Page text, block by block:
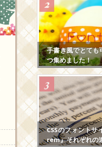
手書き風でとても
つ集めました！
CSSのフォント
rem』それぞれの